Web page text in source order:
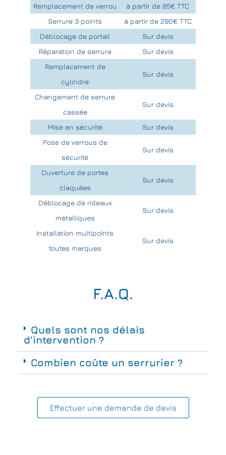
Remplacement de verrou
à partir de 85€ TTC
Serrure 3 points
à partir de 290€ TTC
Déblocage de portail
Sur devis
Réparation de serrure
Sur devis
Remplacement de
cylindre
Sur devis
Changement de serrure
cassée
Sur devis
Mise en sécurité
Sur devis
Pose de verrous de
sécurité
Sur devis
Ouverture de portes
claquées
Sur devis
Déblocage de rideaux
métalliques
Sur devis
Installation multipoints
toutes marques
Sur devis
F.A.Q.
Quels sont nos délais
d'intervention ?
Combien coûte un serrurier ?
Effectuer une demande de devis